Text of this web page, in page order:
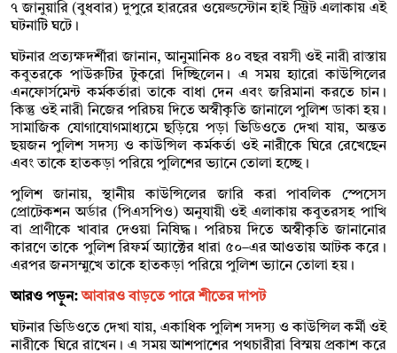
৭ জানুয়ারি (বুধবার) দুপুরে হাররের ওয়েল্ডস্টোন হাই স্ট্রিট এলাকায় এই
ঘটনাটি ঘটে।
ঘটনার প্রত্যক্ষদর্শীরা জানান, আনুমানিক ৪০ বছর বয়সী ওই নারী রাস্তায়
কবুতরকে পাউরুটির টুকরো দিচ্ছিলেন। এ সময় হ্যারো কাউন্সিলের
এনফোর্সমেন্ট কর্মকর্তারা তাকে বাধা দেন এবং জরিমানা করতে চান।
কিন্তু ওই নারী নিজের পরিচয় দিতে অস্বীকৃতি জানালে পুলিশ ডাকা হয়।
সামাজিক যোগাযোগমাধ্যমে ছড়িয়ে পড়া ভিডিওতে দেখা যায়, অন্তত
ছয়জন পুলিশ সদস্য ও কাউন্সিল কর্মকর্তা ওই নারীকে ঘিরে রেখেছেন
এবং তাকে হাতকড়া পরিয়ে পুলিশের ভ্যানে তোলা হচ্ছে।
পুলিশ জানায়, স্থানীয় কাউন্সিলের জারি করা পাবলিক স্পেসেস
প্রোটেকশন অর্ডার (পিএসপিও) অনুযায়ী ওই এলাকায় কবুতরসহ পাখি
বা প্রাণীকে খাবার দেওয়া নিষিদ্ধ। পরিচয় দিতে অস্বীকৃতি জানানোর
কারণে তাকে পুলিশ রিফর্ম অ্যাক্টের ধারা ৫০–এর আওতায় আটক করে।
এরপর জনসম্মুখে তাকে হাতকড়া পরিয়ে পুলিশ ভ্যানে তোলা হয়।
আরও পড়ুন:আবারও বাড়তে পারে শীতের দাপট
ঘটনার ভিডিওতে দেখা যায়, একাধিক পুলিশ সদস্য ও কাউন্সিল কর্মী ওই
নারীকে ঘিরে রাখেন। এ সময় আশপাশের পথচারীরা বিস্ময় প্রকাশ করে